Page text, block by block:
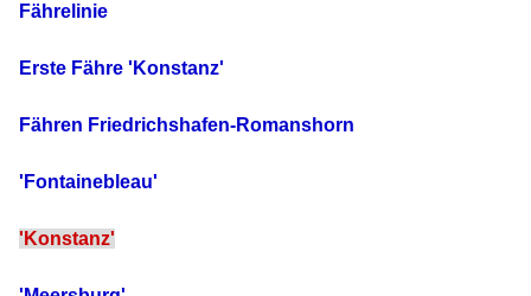
Fährelinie
Erste Fähre 'Konstanz'
Fähren Friedrichshafen-Romanshorn
'Fontainebleau'
'Konstanz'